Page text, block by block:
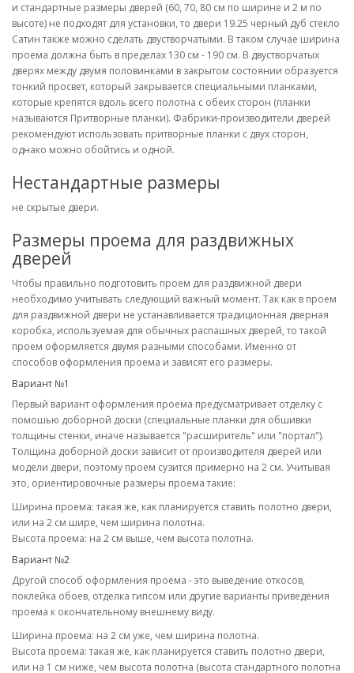
и стандартные размеры дверей (60, 70, 80 см по ширине и 2 м по
высоте) не подходят для установки, то двери 19.25 черный дуб стекло
Сатин также можно сделать двустворчатыми. В таком случае ширина
проема должна быть в пределах 130 см - 190 см. В двустворчатых
дверях между двумя половинками в закрытом состоянии образуется
тонкий просвет, который закрывается специальными планками,
которые крепятся вдоль всего полотна с обеих сторон (планки
называются Притворные планки). Фабрики-производители дверей
рекомендуют использовать притворные планки с двух сторон,
однако можно обойтись и одной.
Нестандартные размеры
не скрытые двери.
Размеры проема для раздвижных
дверей
Чтобы правильно подготовить проем для раздвижной двери
необходимо учитывать следующий важный момент. Так как в проем
для раздвижной двери не устанавливается традиционная дверная
коробка, используемая для обычных распашных дверей, то такой
проем оформляется двумя разными способами. Именно от
способов оформления проема и зависят его размеры.
Вариант №1
Первый вариант оформления проема предусматривает отделку с
помошью доборной доски (специальные планки для обшивки
толщины стенки, иначе называется "расширитель" или "портал").
Толщина доборной доски зависит от производителя дверей или
модели двери, поэтому проем сузится примерно на 2 см. Учитывая
это, ориентировочные размеры проема такие:
Ширина проема: такая же, как планируется ставить полотно двери,
или на 2 см шире, чем ширина полотна.
Высота проема: на 2 см выше, чем высота полотна.
Вариант №2
Другой способ оформления проема - это выведение откосов,
поклейка обоев, отделка гипсом или другие варианты приведения
проема к окончательному внешнему виду.
Ширина проема: на 2 см уже, чем ширина полотна.
Высота проема: такая же, как планируется ставить полотно двери,
или на 1 см ниже, чем высота полотна (высота стандартного полотна